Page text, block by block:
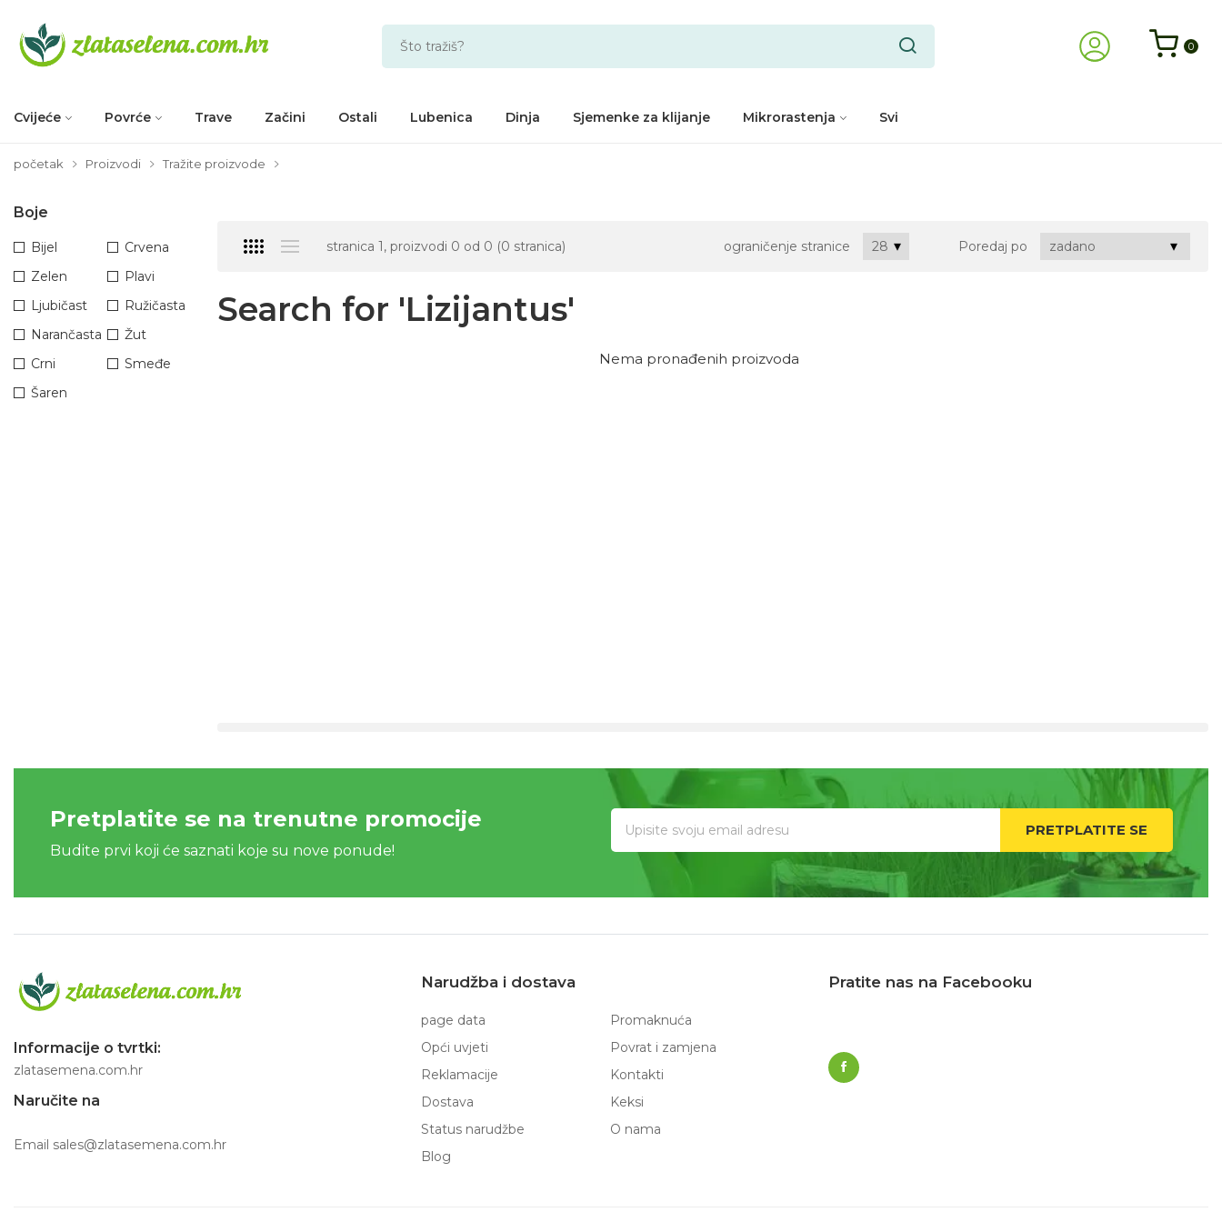
0
Cvijeće Povrće Trave Začini Ostali Lubenica Dinja Sjemenke za klijanje Mikrorastenja Svi
početak Proizvodi Tražite proizvode
Boje
Bijel
Crvena
Zelen
Plavi
Ljubičast
Ružičasta
Narančasta
Žut
Crni
Smeđe
Šaren
stranica 1, proizvodi 0 od 0 (0 stranica) ograničenje stranice Poredaj po
Search for 'Lizijantus'
Nema pronađenih proizvoda
Pretplatite se na trenutne promocije
Budite prvi koji će saznati koje su nove ponude!
PRETPLATITE SE
Informacije o tvrtki:
zlatasemena.com.hr
Naručite na
Email sales@zlatasemena.com.hr
Narudžba i dostava
page data
Promaknuća
Opći uvjeti
Povrat i zamjena
Reklamacije
Kontakti
Dostava
Keksi
Status narudžbe
O nama
Blog
Pratite nas na Facebooku